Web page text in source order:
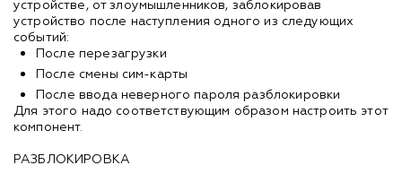
устройстве, от злоумышленников, заблокировав
устройство после наступления одного из следующих
событий:
После перезагрузки
После смены сим-карты
После ввода неверного пароля разблокировки
Для этого надо соответствующим образом настроить этот
компонент.
РАЗБЛОКИРОВКА